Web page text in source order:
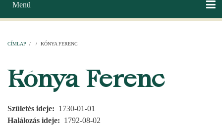
Main
navigation
Menü
CÍMLAP / / KÓNYA FERENC
Kónya Ferenc
Születés ideje
1730-01-01
Halálozás ideje
1792-08-02